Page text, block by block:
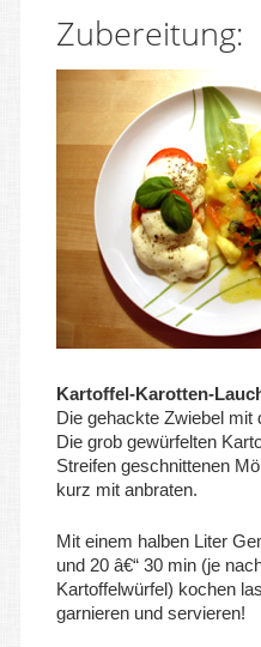
Zubereitung:
Kartoffel-Karotten-
Die gehackte Zwiebel mit
Die grob gewürfelten
Streifen geschnittenen
kurz mit anbraten.
Mit einem halben Liter
und 20 â€“ 30 min (je
Kartoffelwürfel) kochen
garnieren und servieren!